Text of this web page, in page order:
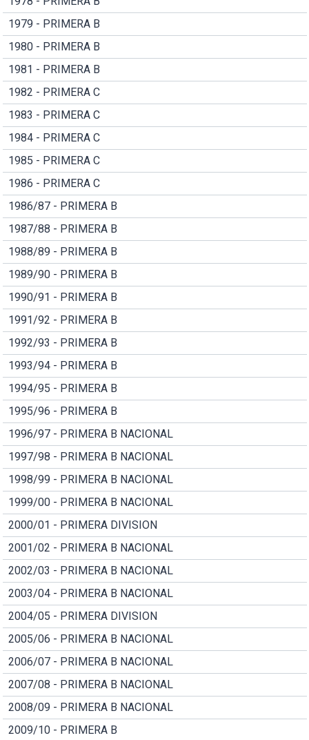
1979 - PRIMERA B
1980 - PRIMERA B
1981 - PRIMERA B
1982 - PRIMERA C
1983 - PRIMERA C
1984 - PRIMERA C
1985 - PRIMERA C
1986 - PRIMERA C
1986/87 - PRIMERA B
1987/88 - PRIMERA B
1988/89 - PRIMERA B
1989/90 - PRIMERA B
1990/91 - PRIMERA B
1991/92 - PRIMERA B
1992/93 - PRIMERA B
1993/94 - PRIMERA B
1994/95 - PRIMERA B
1995/96 - PRIMERA B
1996/97 - PRIMERA B NACIONAL
1997/98 - PRIMERA B NACIONAL
1998/99 - PRIMERA B NACIONAL
1999/00 - PRIMERA B NACIONAL
2000/01 - PRIMERA DIVISION
2001/02 - PRIMERA B NACIONAL
2002/03 - PRIMERA B NACIONAL
2003/04 - PRIMERA B NACIONAL
2004/05 - PRIMERA DIVISION
2005/06 - PRIMERA B NACIONAL
2006/07 - PRIMERA B NACIONAL
2007/08 - PRIMERA B NACIONAL
2008/09 - PRIMERA B NACIONAL
2009/10 - PRIMERA B